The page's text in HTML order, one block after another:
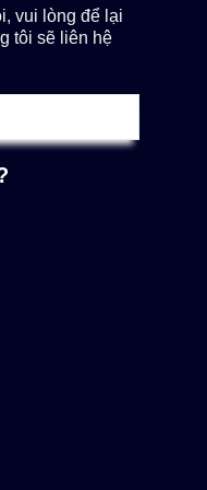
vui lòng để lại
tôi sẽ liên hệ